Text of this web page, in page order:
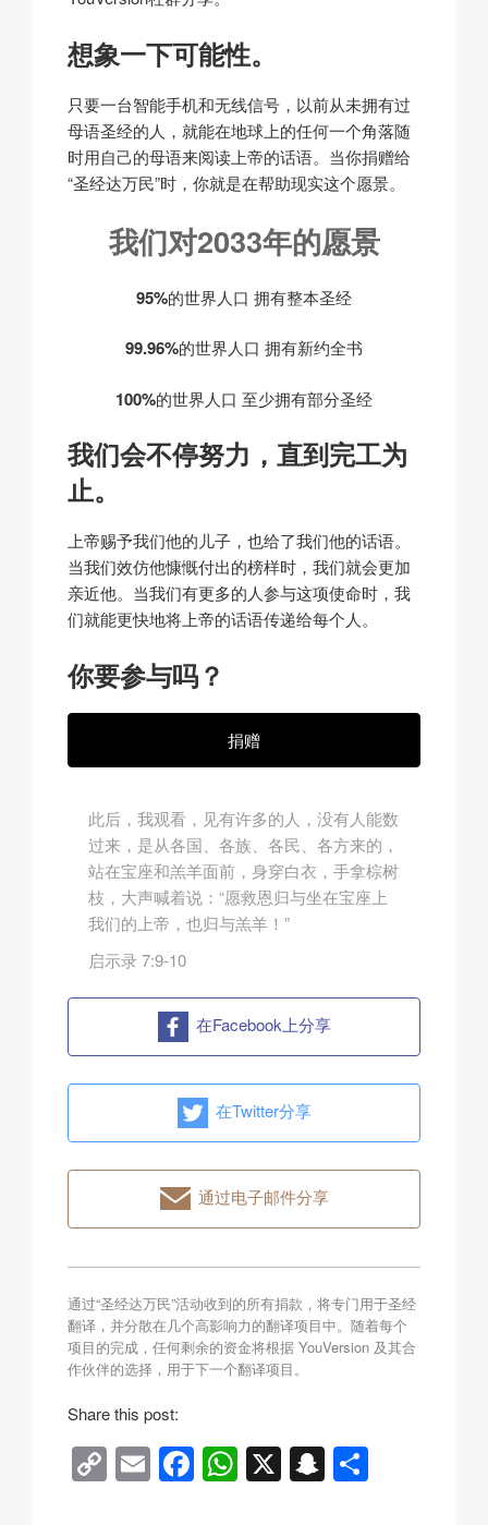
想象一下可能性。
只要一台智能手机和无线信号，以前从未拥有过
母语圣经的人，就能在地球上的任何一个角落随
时用自己的母语来阅读上帝的话语。当你捐赠给
“圣经达万民”时，你就是在帮助现实这个愿景。
我们对2033年的愿景
95%的世界人口 拥有整本圣经
99.96%的世界人口 拥有新约全书
100%的世界人口 至少拥有部分圣经
我们会不停努力，直到完工为
止。
上帝赐予我们他的儿子，也给了我们他的话语。
当我们效仿他慷慨付出的榜样时，我们就会更加
亲近他。当我们有更多的人参与这项使命时，我
们就能更快地将上帝的话语传递给每个人。
你要参与吗？
捐赠
此后，我观看，见有许多的人，没有人能数
过来，是从各国、各族、各民、各方来的，
站在宝座和羔羊面前，身穿白衣，手拿棕树
枝，大声喊着说：“愿救恩归与坐在宝座上
我们的上帝，也归与羔羊！”
启示录 7:9-10
在Facebook上分享
在Twitter分享
通过电子邮件分享
通过“圣经达万民”活动收到的所有捐款，将专门用于圣经
翻译，并分散在几个高影响力的翻译项目中。随着每个
项目的完成，任何剩余的资金将根据 YouVersion 及其合
作伙伴的选择，用于下一个翻译项目。
Share this post:
C
o
E
m
F
a
W
h
X S
n